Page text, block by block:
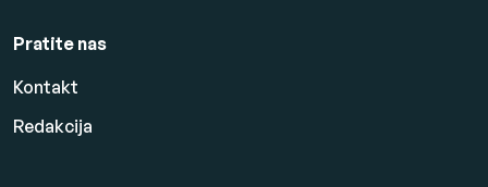
Pratite nas
Kontakt
Redakcija